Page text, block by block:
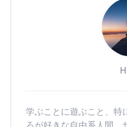
学ぶことに遊ぶこと、特
ろが好きな自由系人間。